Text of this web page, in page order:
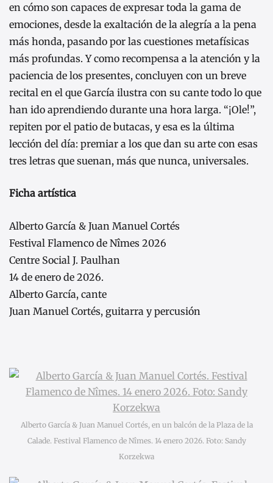
en cómo son capaces de expresar toda la gama de
emociones, desde la exaltación de la alegría a la pena
más honda, pasando por las cuestiones metafísicas
más profundas. Y como recompensa a la atención y la
paciencia de los presentes, concluyen con un breve
recital en el que García ilustra con su cante todo lo que
han ido aprendiendo durante una hora larga. “¡Ole!”,
repiten por el patio de butacas, y esa es la última
lección del día: premiar a los que dan su arte con esas
tres letras que suenan, más que nunca, universales.
Ficha artística
Alberto García & Juan Manuel Cortés
Festival Flamenco de Nîmes 2026
Centre Social J. Paulhan
14 de enero de 2026.
Alberto García, cante
Juan Manuel Cortés, guitarra y percusión
Alberto García & Juan Manuel Cortés, en un balcón de la Plaza de la
Calade. Festival Flamenco de Nîmes. 14 enero 2026. Foto: Sandy
Korzekwa